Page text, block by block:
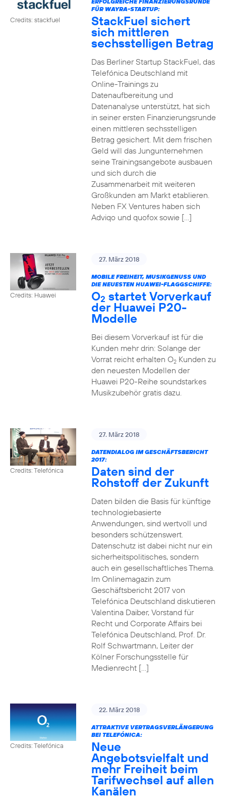
Credits: stackfuel
FÜR WAYRA-STARTUP:
StackFuel sichert
sich mittleren
sechsstelligen Betrag
Das Berliner Startup StackFuel, das
Telefónica Deutschland mit
Online-Trainings zu
Datenaufbereitung und
Datenanalyse unterstützt, hat sich
in seiner ersten Finanzierungsrunde
einen mittleren sechsstelligen
Betrag gesichert. Mit dem frischen
Geld will das Jungunternehmen
seine Trainingsangebote ausbauen
und sich durch die
Zusammenarbeit mit weiteren
Großkunden am Markt etablieren.
Neben FX Ventures haben sich
Adviqo und quofox sowie […]
Credits: Huawei
27. März 2018
MOBILE FREIHEIT, MUSIKGENUSS UND
DIE NEUESTEN HUAWEI-FLAGGSCHIFFE:
O2 startet Vorverkauf
der Huawei P20-
Modelle
Bei diesem Vorverkauf ist für die
Kunden mehr drin: Solange der
Vorrat reicht erhalten O2Kunden zu
den neuesten Modellen der
Huawei P20-Reihe soundstarkes
Musikzubehör gratis dazu.
Credits: Telefónica
27. März 2018
DATENDIALOG IM GESCHÄFTSBERICHT
2017:
Daten sind der
Rohstoff der Zukunft
Daten bilden die Basis für künftige
technologiebasierte
Anwendungen, sind wertvoll und
besonders schützenswert.
Datenschutz ist dabei nicht nur ein
sicherheitspolitisches, sondern
auch ein gesellschaftliches Thema.
Im Onlinemagazin zum
Geschäftsbericht 2017 von
Telefónica Deutschland diskutieren
Valentina Daiber, Vorstand für
Recht und Corporate Affairs bei
Telefónica Deutschland, Prof. Dr.
Rolf Schwartmann, Leiter der
Kölner Forschungsstelle für
Medienrecht […]
Credits: Telefónica
22. März 2018
ATTRAKTIVE VERTRAGSVERLÄNGERUNG
BEI TELEFÓNICA:
Neue
Angebotsvielfalt und
mehr Freiheit beim
Tarifwechsel auf allen
Kanälen